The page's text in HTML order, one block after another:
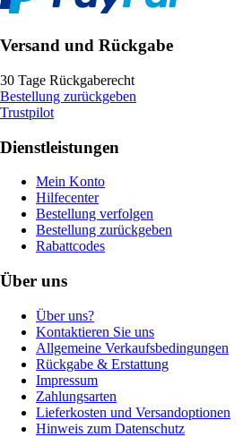
Versand und Rückgabe
30 Tage Rückgaberecht
Bestellung zurückgeben
Trustpilot
Dienstleistungen
Mein Konto
Hilfecenter
Bestellung verfolgen
Bestellung zurückgeben
Rabattcodes
Über uns
Über uns?
Kontaktieren Sie uns
Allgemeine Verkaufsbedingungen
Rückgabe & Erstattung
Impressum
Zahlungsarten
Lieferkosten und Versandoptionen
Hinweis zum Datenschutz